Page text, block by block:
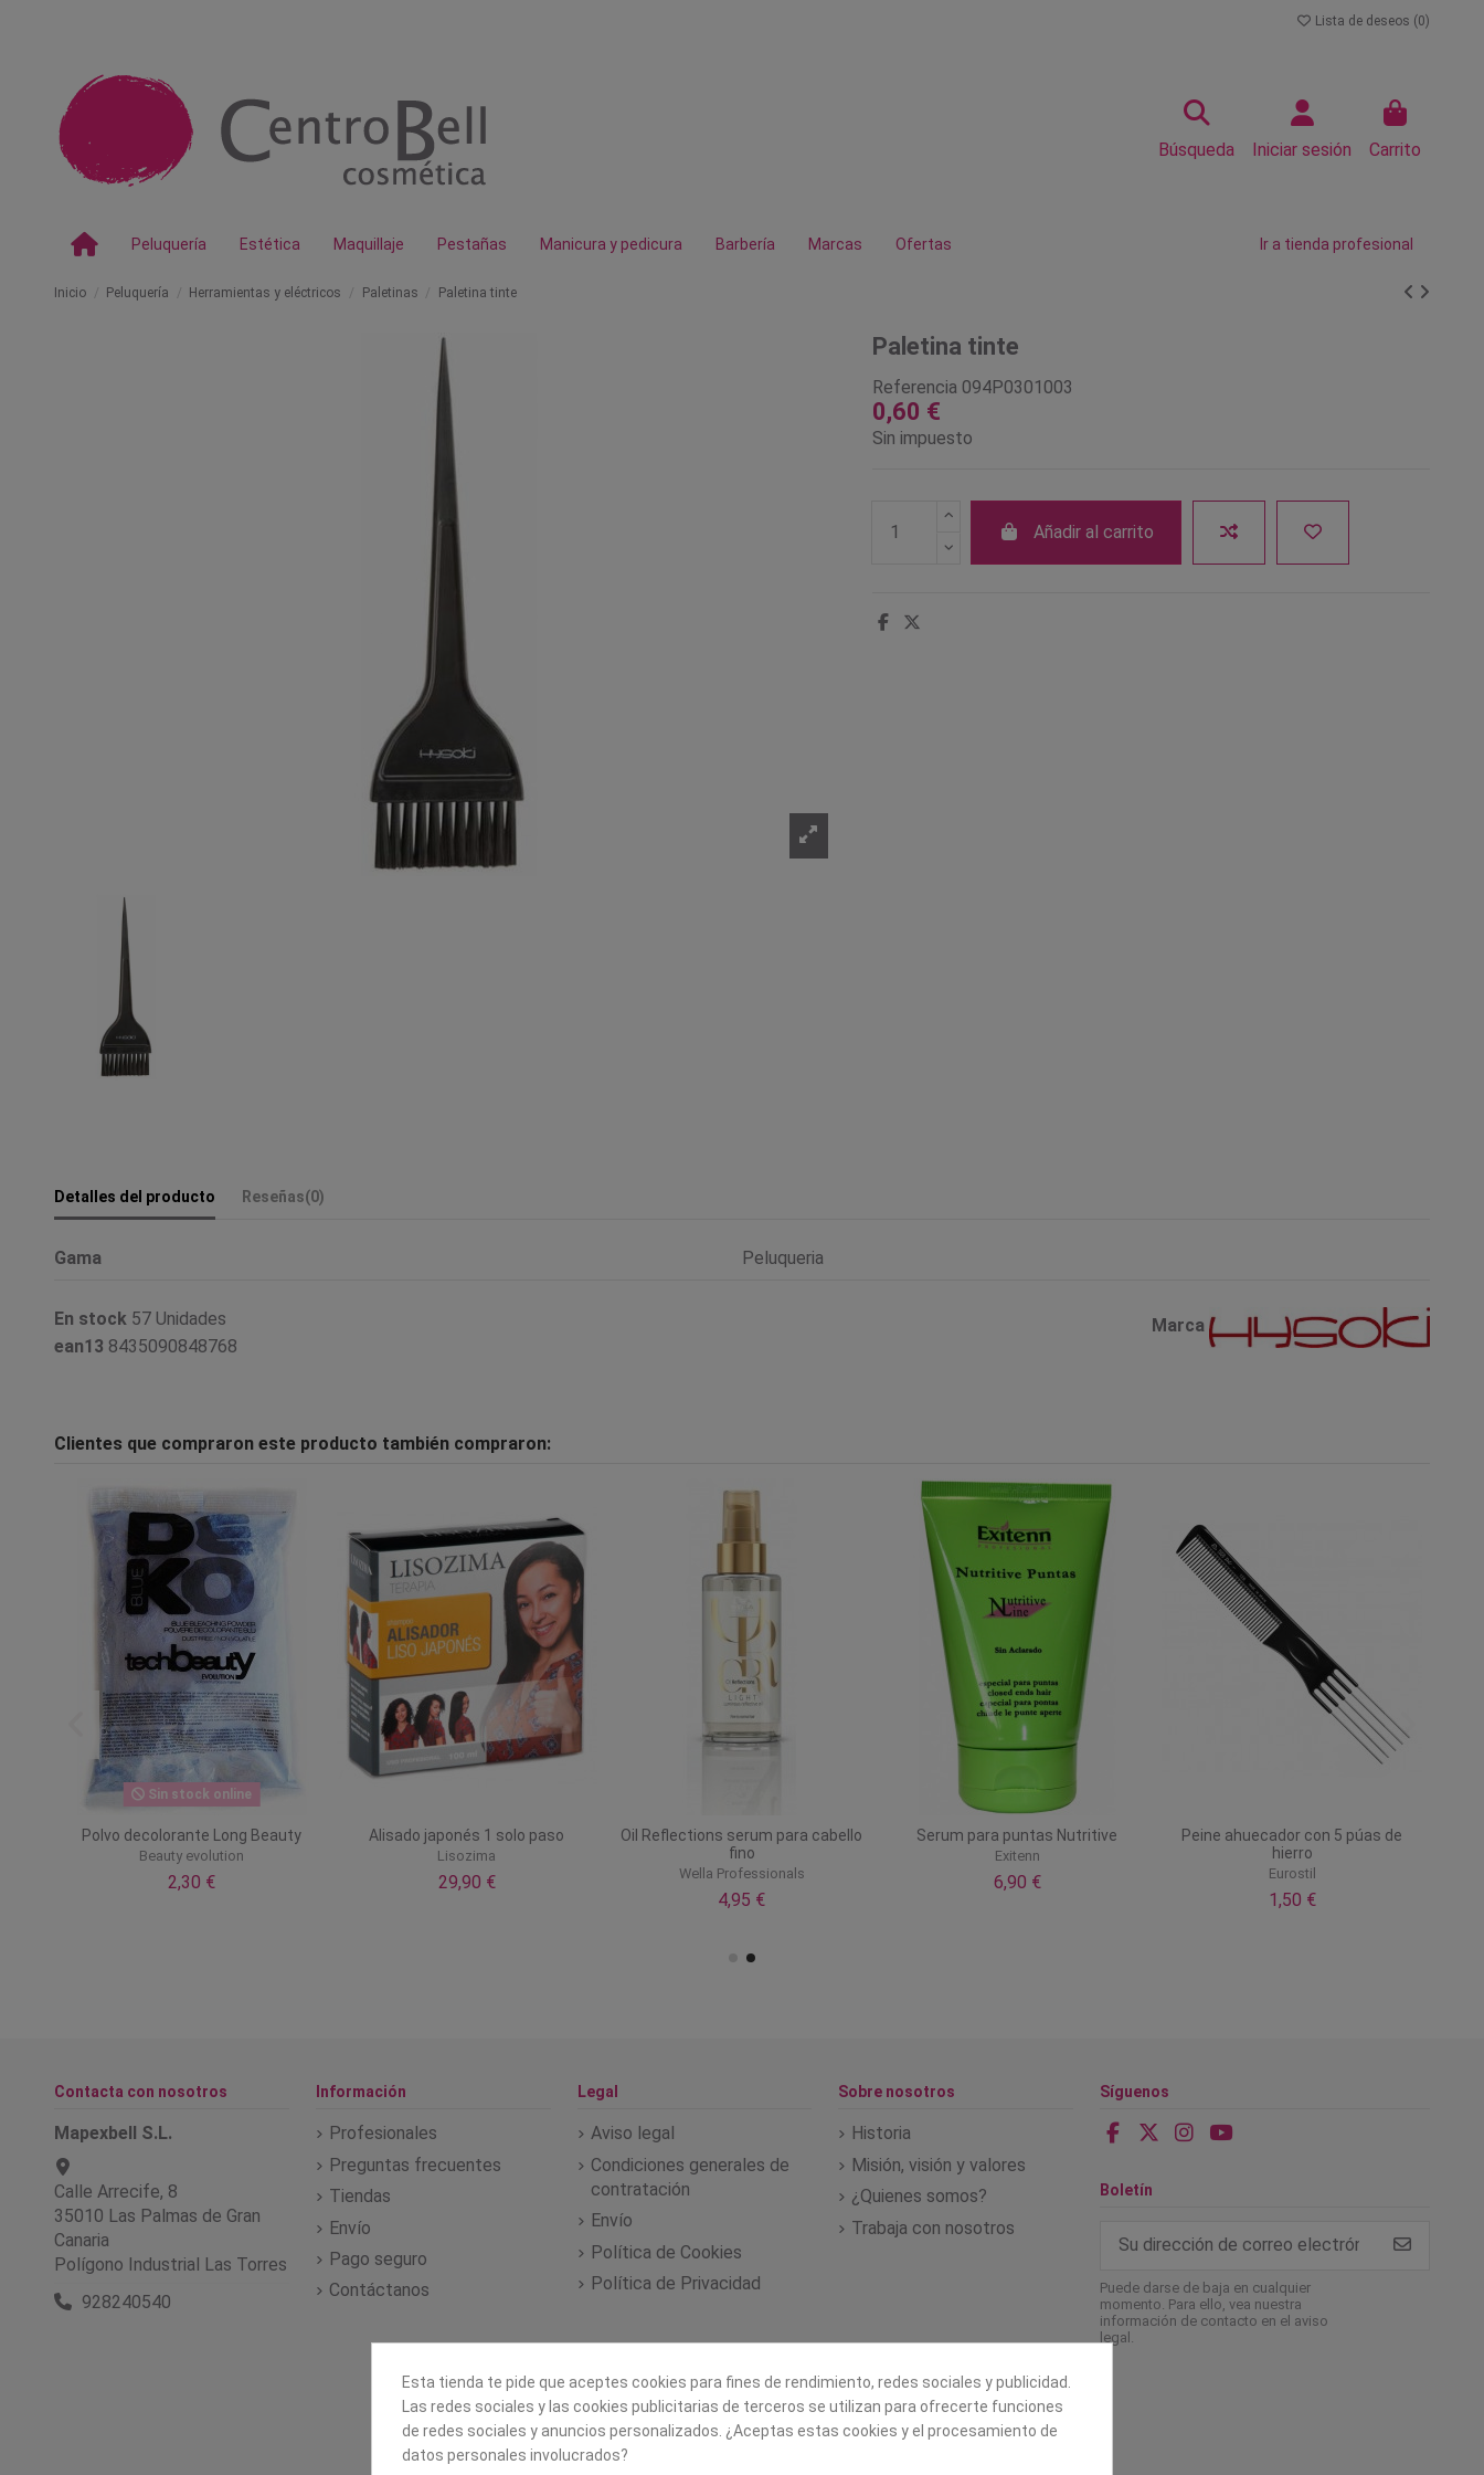
Lista de deseos (0)
Búsqueda Iniciar sesión Carrito
Peluquería Estética Maquillaje Pestañas Manicura y pedicura Barbería Marcas Ofertas Ir a tienda profesional
Inicio Peluquería Herramientas y eléctricos Paletinas Paletina tinte
Paletina tinte
Referencia 094P0301003
0,60 €
Sin impuesto
Añadir al carrito
Detalles del producto Reseñas(0)
Gama Peluqueria
Marca
En stock 57 Unidades
ean13 8435090848768
Clientes que compraron este producto también compraron:
Sin stock online
Polvo decolorante Long Beauty
Beauty evolution
2,30 €
Alisado japonés 1 solo paso
Lisozima
29,90 €
Oil Reflections serum para cabello
fino
Wella Professionals
4,95 €
Serum para puntas Nutritive
Exitenn
6,90 €
Peine ahuecador con 5 púas de
hierro
Eurostil
1,50 €
Contacta con nosotros
Mapexbell S.L.
Calle Arrecife, 8
35010 Las Palmas de Gran
Canaria
Polígono Industrial Las Torres
928240540
Información
Profesionales
Preguntas frecuentes
Tiendas
Envío
Pago seguro
Contáctanos
Legal
Aviso legal
Condiciones generales de
contratación
Envío
Política de Cookies
Política de Privacidad
Sobre nosotros
Historia
Misión, visión y valores
¿Quienes somos?
Trabaja con nosotros
Síguenos
Boletín
Puede darse de baja en cualquier
momento. Para ello, vea nuestra
información de contacto en el aviso
legal.
Esta tienda te pide que aceptes cookies para fines de rendimiento, redes sociales y publicidad.
Las redes sociales y las cookies publicitarias de terceros se utilizan para ofrecerte funciones
de redes sociales y anuncios personalizados. ¿Aceptas estas cookies y el procesamiento de
datos personales involucrados?